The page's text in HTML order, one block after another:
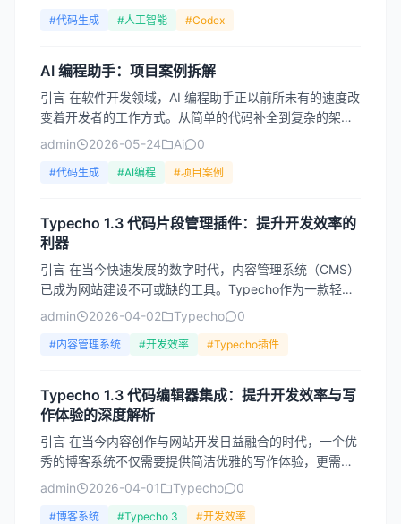
#代码生成 #人工智能 #Codex
AI 编程助手：项目案例拆解
引言 在软件开发领域，AI 编程助手正以前所未有的速度改
变着开发者的工作方式。从简单的代码补全到复杂的架构
设计，这些智能工具正在成为现代开发者不可或缺的伙
admin 2026-05-24 Ai 0
#代码生成 #AI编程 #项目案例
Typecho 1.3 代码片段管理插件：提升开发效率的
利器
引言 在当今快速发展的数字时代，内容管理系统（CMS）
已成为网站建设不可或缺的工具。Typecho作为一款轻量
级、高效的开源博客平台，以其简洁的代码结构和优秀
admin 2026-04-02 Typecho 0
#内容管理系统 #开发效率 #Typecho插件
Typecho 1.3 代码编辑器集成：提升开发效率与写
作体验的深度解析
引言 在当今内容创作与网站开发日益融合的时代，一个优
秀的博客系统不仅需要提供简洁优雅的写作体验，更需要
为技术型用户提供强大的代码编辑功能。Typecho作为一
admin 2026-04-01 Typecho 0
#博客系统 #Typecho 3 #开发效率